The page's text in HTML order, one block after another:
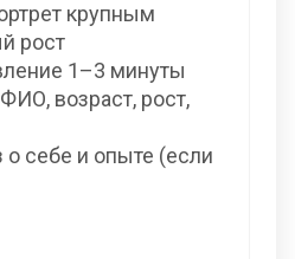
крупным
рост
1–3 минуты
возраст, рост,
о себе и опыте (если